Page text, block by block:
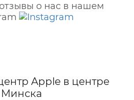
о нас в нашем
Apple в центре
Минска